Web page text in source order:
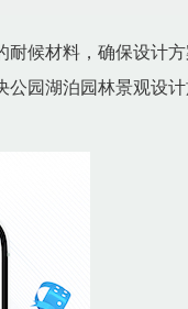
候材料，确保设计
园湖泊园林景观设